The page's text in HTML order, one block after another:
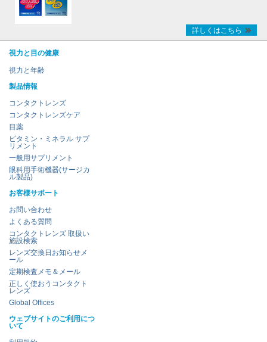
詳しくはこちら
視力と目の健康
視力と年齢
製品情報
コンタクトレンズ
コンタクトレンズケア
目薬
ビタミン・ミネラル サプ
リメント
一般用サプリメント
眼科用手術機器(サージカ
ル製品)
お客様サポート
お問い合わせ
よくある質問
コンタクトレンズ 取扱い
施設検索
レンズ交換日お知らせメ
ール
定期検査メモ＆メール
正しく使おうコンタクト
レンズ
Global Offices
ウェブサイトのご利用につ
いて